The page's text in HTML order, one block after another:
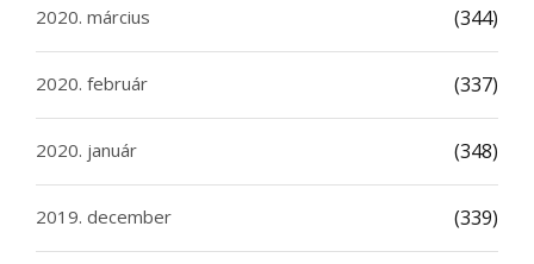
2020. március (344)
2020. február (337)
2020. január (348)
2019. december (339)